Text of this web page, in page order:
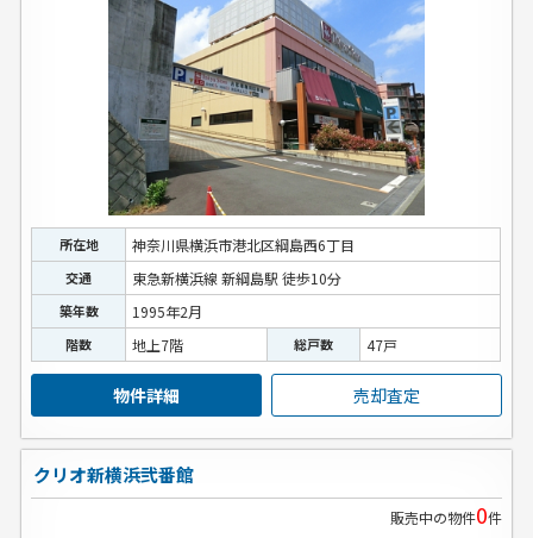
所在地 神奈川県横浜市港北区綱島西6丁目
交通 東急新横浜線 新綱島駅 徒歩10分
築年数 1995年2月
階数 地上7階 総戸数 47戸
物件詳細 売却査定
クリオ新横浜弐番館
販売中の物件0件